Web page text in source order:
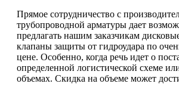
Прямое сотрудничество с
трубопроводной арматуры дает
предлагать нашим заказчикам
клапаны защиты от гидроудара по
цене. Особенно, когда речь идет о
определенной логистической схеме
объемах. Скидка на объеме может